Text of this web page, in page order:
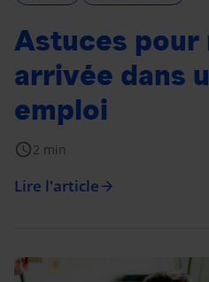
Astuces pour
arrivée dans
emploi
schedule2 min
Lire l'article arrow_forward